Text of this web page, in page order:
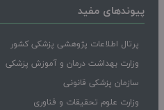
پیوندهای مفید
پرتال اطلاعات پژوهشی پزشکی کشور
وزارت بهداشت درمان و آموزش پزشکی
سازمان پزشکی قانونی
وزارت علوم تحقیقات و فناوری